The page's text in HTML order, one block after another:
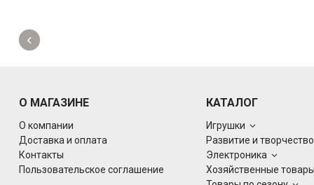
‹
О МАГАЗИНЕ
О компании
Доставка и оплата
Контакты
Пользовательское соглашение
КАТАЛОГ
Игрушки
Развитие и творчество
Электроника
Хозяйственные товары